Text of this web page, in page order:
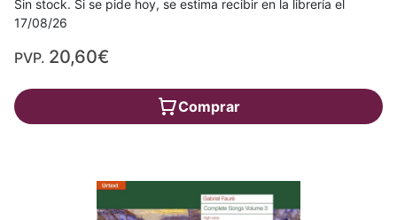
Sin stock. Si se pide hoy, se estima recibir en la librería el
17/08/26
PVP. 20,60€
Comprar